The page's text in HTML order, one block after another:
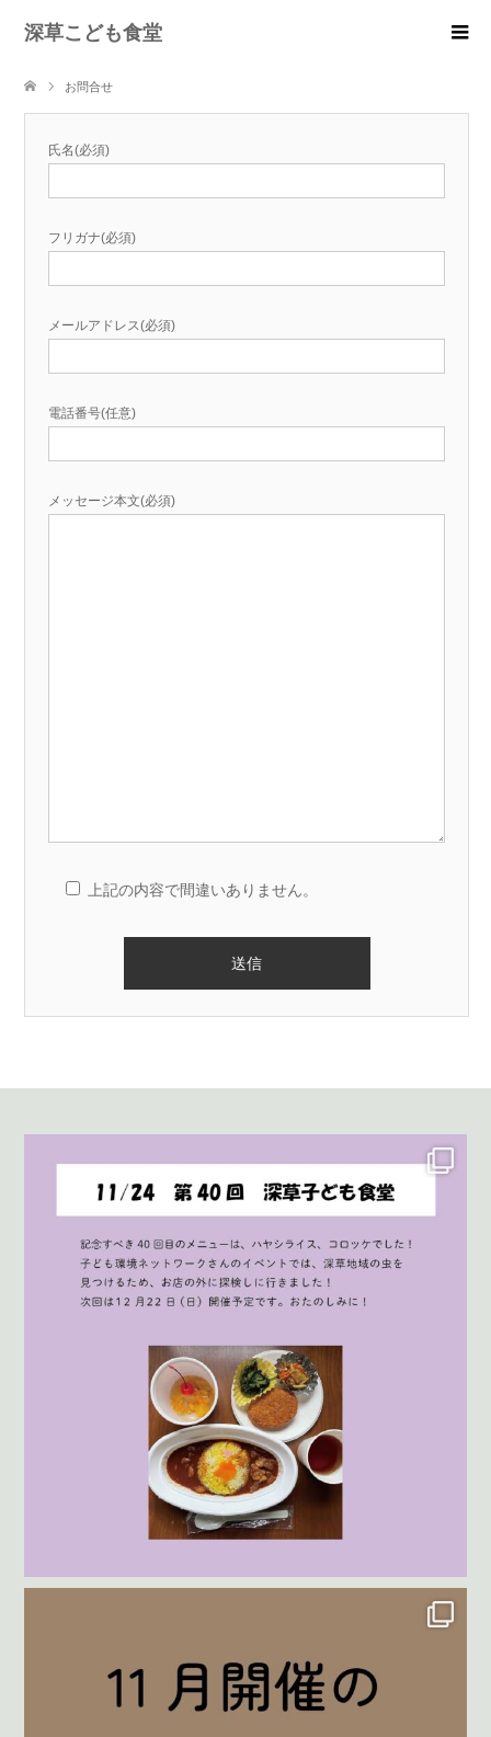
深草こども食堂
お問合せ
氏名(必須)
フリガナ(必須)
メールアドレス(必須)
電話番号(任意)
メッセージ本文(必須)
上記の内容で間違いありません。